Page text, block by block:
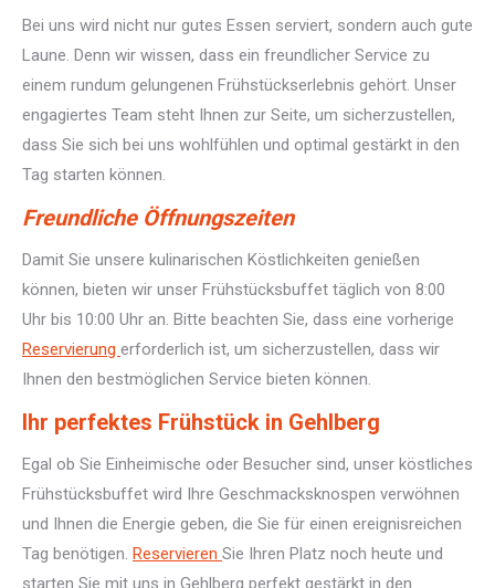
Bei uns wird nicht nur gutes Essen serviert, sondern auch gute
Laune. Denn wir wissen, dass ein freundlicher Service zu
einem rundum gelungenen Frühstückserlebnis gehört. Unser
engagiertes Team steht Ihnen zur Seite, um sicherzustellen,
dass Sie sich bei uns wohlfühlen und optimal gestärkt in den
Tag starten können.
Freundliche Öffnungszeiten
Damit Sie unsere kulinarischen Köstlichkeiten genießen
können, bieten wir unser Frühstücksbuffet täglich von 8:00
Uhr bis 10:00 Uhr an. Bitte beachten Sie, dass eine vorherige
Reservierung erforderlich ist, um sicherzustellen, dass wir
Ihnen den bestmöglichen Service bieten können.
Ihr perfektes Frühstück in Gehlberg
Egal ob Sie Einheimische oder Besucher sind, unser köstliches
Frühstücksbuffet wird Ihre Geschmacksknospen verwöhnen
und Ihnen die Energie geben, die Sie für einen ereignisreichen
Tag benötigen. Reservieren Sie Ihren Platz noch heute und
starten Sie mit uns in Gehlberg perfekt gestärkt in den